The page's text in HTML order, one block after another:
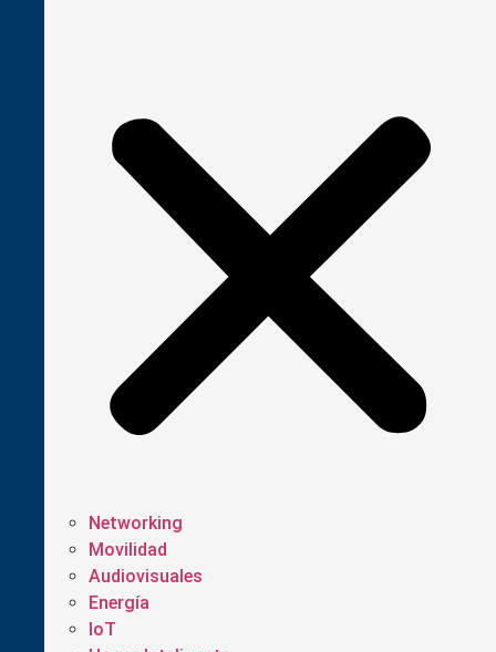
Networking
Movilidad
Audiovisuales
Energía
IoT